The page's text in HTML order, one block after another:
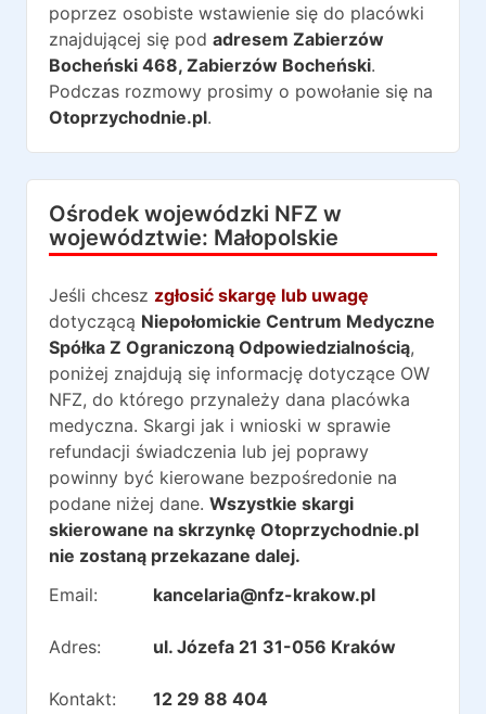
poprzez osobiste wstawienie się do placówki
znajdującej się pod adresem Zabierzów
Bocheński 468, Zabierzów Bocheński.
Podczas rozmowy prosimy o powołanie się na
Otoprzychodnie.pl.
Ośrodek wojewódzki NFZ w
województwie: Małopolskie
Jeśli chcesz zgłosić skargę lub uwagę
dotyczącą Niepołomickie Centrum Medyczne
Spółka Z Ograniczoną Odpowiedzialnością,
poniżej znajdują się informację dotyczące OW
NFZ, do którego przynależy dana placówka
medyczna. Skargi jak i wnioski w sprawie
refundacji świadczenia lub jej poprawy
powinny być kierowane bezpośredonie na
podane niżej dane. Wszystkie skargi
skierowane na skrzynkę Otoprzychodnie.pl
nie zostaną przekazane dalej.
Email:
kancelaria@nfz-krakow.pl
Adres: ul. Józefa 21 31-056 Kraków
Kontakt: 12 29 88 404